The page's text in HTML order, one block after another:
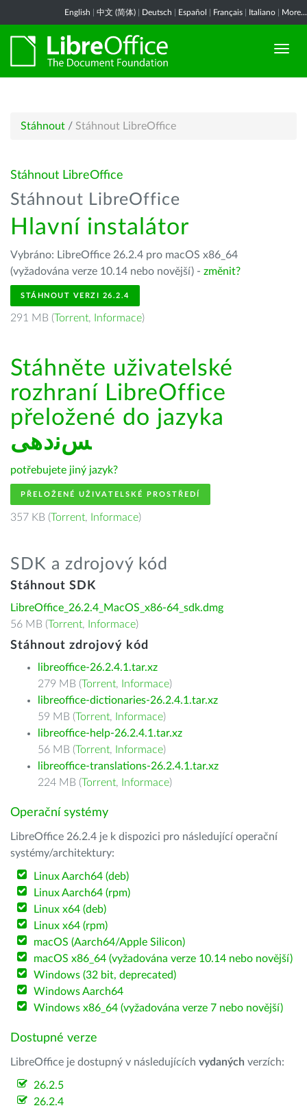
English 中文 (简体) Deutsch Español Français Italiano More...
Stáhnout / Stáhnout LibreOffice
Stáhnout LibreOffice
Stáhnout LibreOffice
Hlavní instalátor
Vybráno: LibreOffice 26.2.4 pro macOS x86_64
(vyžadována verze 10.14 nebo novější) - změnit?
STÁHNOUT VERZI 26.2.4
291 MB (Torrent, Informace)
Stáhněte uživatelské
rozhraní LibreOffice
přeložené do jazyka
ﺲﻧﺩھی
potřebujete jiný jazyk?
PŘELOŽENÉ UŽIVATELSKÉ PROSTŘEDÍ
357 KB (Torrent, Informace)
SDK a zdrojový kód
Stáhnout SDK
LibreOffice_26.2.4_MacOS_x86-64_sdk.dmg
56 MB (Torrent, Informace)
Stáhnout zdrojový kód
libreoffice-26.2.4.1.tar.xz
279 MB (Torrent, Informace)
libreoffice-dictionaries-26.2.4.1.tar.xz
59 MB (Torrent, Informace)
libreoffice-help-26.2.4.1.tar.xz
56 MB (Torrent, Informace)
libreoffice-translations-26.2.4.1.tar.xz
224 MB (Torrent, Informace)
Operační systémy
LibreOffice 26.2.4 je k dispozici pro následující operační
systémy/architektury:
Linux Aarch64 (deb)
Linux Aarch64 (rpm)
Linux x64 (deb)
Linux x64 (rpm)
macOS (Aarch64/Apple Silicon)
macOS x86_64 (vyžadována verze 10.14 nebo novější)
Windows (32 bit, deprecated)
Windows Aarch64
Windows x86_64 (vyžadována verze 7 nebo novější)
Dostupné verze
LibreOffice je dostupný v následujících vydaných verzích:
26.2.5
26.2.4